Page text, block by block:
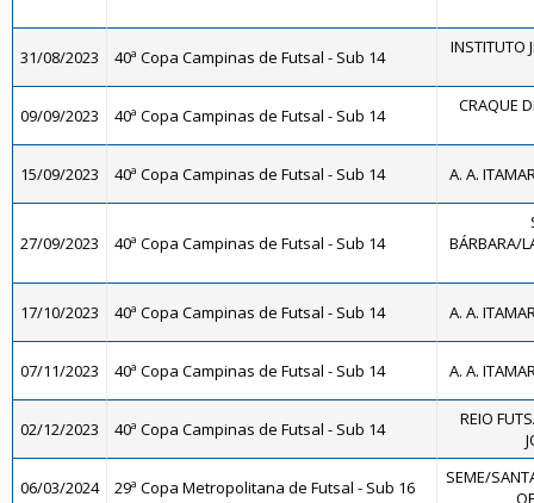
31/08/2023 40ª Copa Campinas de Futsal - Sub 14 INSTITUTO
09/09/2023 40ª Copa Campinas de Futsal - Sub 14 CRAQUE
15/09/2023 40ª Copa Campinas de Futsal - Sub 14 A. A.
27/09/2023 40ª Copa Campinas de Futsal - Sub 14
BÁRBARA/
17/10/2023 40ª Copa Campinas de Futsal - Sub 14 A. A.
07/11/2023 40ª Copa Campinas de Futsal - Sub 14 A. A.
02/12/2023 40ª Copa Campinas de Futsal - Sub 14
REIO
06/03/2024 29ª Copa Metropolitana de Futsal - Sub 16
SEME/